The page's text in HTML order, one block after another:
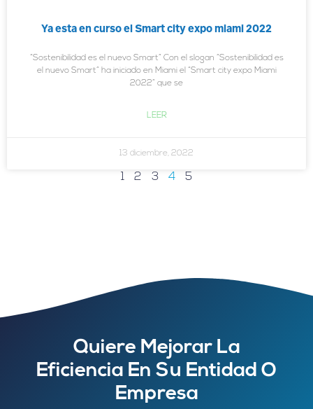
Ya esta en curso el Smart city expo miami 2022
“Sostenibilidad es el nuevo Smart” Con el slogan “Sostenibilidad es
el nuevo Smart” ha iniciado en Miami el “Smart city expo Miami
2022” que se
LEER
13 diciembre, 2022
1 2 3 4 5
Quiere Mejorar La
Eficiencia En Su Entidad O
Empresa